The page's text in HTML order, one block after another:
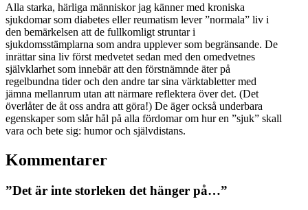
Alla starka, härliga människor jag känner med kroniska
sjukdomar som diabetes eller reumatism lever ”normala” liv i
den bemärkelsen att de fullkomligt struntar i
sjukdomsstämplarna som andra upplever som begränsande. De
inrättar sina liv först medvetet sedan med den omedvetnes
självklarhet som innebär att den förstnämnde äter på
regelbundna tider och den andre tar sina värktabletter med
jämna mellanrum utan att närmare reflektera över det. (Det
överlåter de åt oss andra att göra!) De äger också underbara
egenskaper som slår hål på alla fördomar om hur en ”sjuk” skall
vara och bete sig: humor och självdistans.
Kommentarer
”Det är inte storleken det hänger på…”